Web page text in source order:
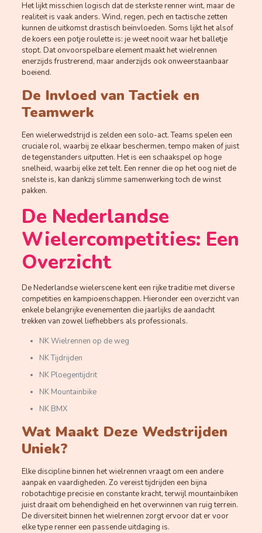
Het lijkt misschien logisch dat de sterkste renner wint, maar de
realiteit is vaak anders. Wind, regen, pech en tactische zetten
kunnen de uitkomst drastisch beïnvloeden. Soms lijkt het alsof
de koers een potje roulette is: je weet nooit waar het balletje
stopt. Dat onvoorspelbare element maakt het wielrennen
enerzijds frustrerend, maar anderzijds ook onweerstaanbaar
boeiend.
De Invloed van Tactiek en
Teamwerk
Een wielerwedstrijd is zelden een solo-act. Teams spelen een
cruciale rol, waarbij ze elkaar beschermen, tempo maken of juist
de tegenstanders uitputten. Het is een schaakspel op hoge
snelheid, waarbij elke zet telt. Een renner die op het oog niet de
snelste is, kan dankzij slimme samenwerking toch de winst
pakken.
De Nederlandse
Wielercompetities: Een
Overzicht
De Nederlandse wielerscene kent een rijke traditie met diverse
competities en kampioenschappen. Hieronder een overzicht van
enkele belangrijke evenementen die jaarlijks de aandacht
trekken van zowel liefhebbers als professionals.
NK Wielrennen op de weg
NK Tijdrijden
NK Ploegentijdrit
NK Mountainbike
NK BMX
Wat Maakt Deze Wedstrijden
Uniek?
Elke discipline binnen het wielrennen vraagt om een andere
aanpak en vaardigheden. Zo vereist tijdrijden een bijna
robotachtige precisie en constante kracht, terwijl mountainbiken
juist draait om behendigheid en het overwinnen van ruig terrein.
De diversiteit binnen het wielrennen zorgt ervoor dat er voor
elke type renner een passende uitdaging is.